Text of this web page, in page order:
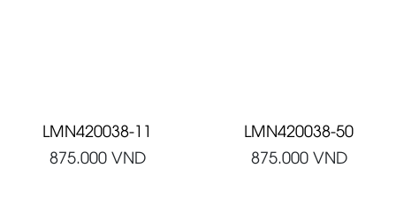
LMN420038-11
875.000VND
LMN420038-50
875.000VND